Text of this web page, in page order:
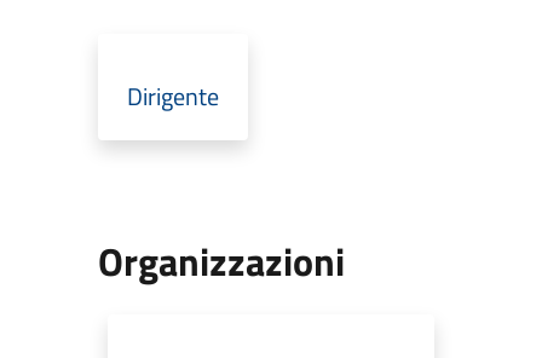
Dirigente
Organizzazioni